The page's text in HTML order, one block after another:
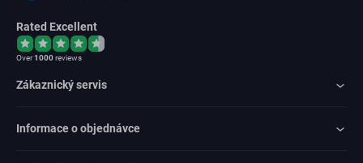
Rated Excellent
Over1000reviews
Zákaznický servis
Informace o objednávce